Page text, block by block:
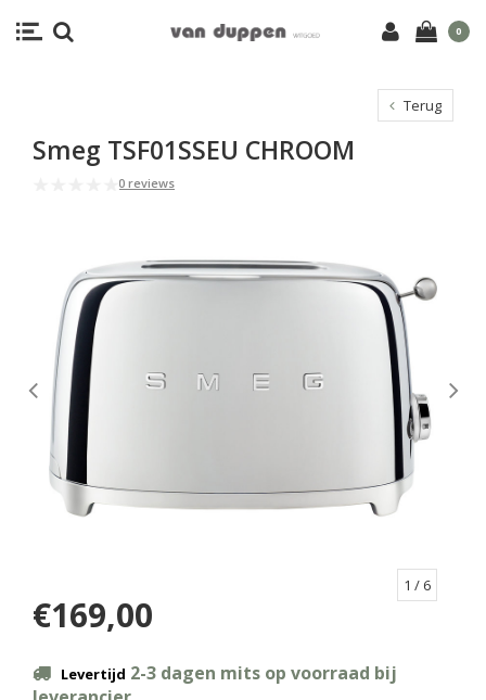
0
Terug
Smeg TSF01SSEU CHROOM
0 reviews
1 / 6
€169,00
Levertijd 2-3 dagen mits op voorraad bij